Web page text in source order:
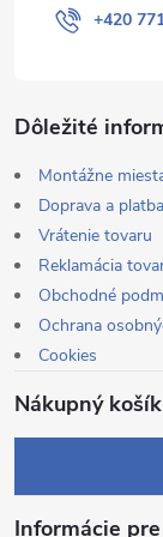
+420
Dôležité
Montážne
Doprava a platba
Vrátenie tovaru
Reklamácia
Obchodné
Ochrana
Cookies
Nákupný košík
Informácie